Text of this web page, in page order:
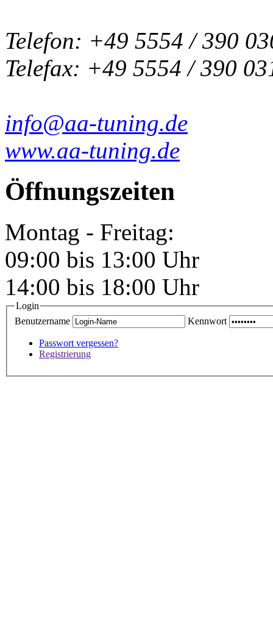
Telefon: +49 5554 / 390
Telefax: +49 5554 / 390
info@aa-tuning.de
www.aa-tuning.de
Öffnungszeiten
Montag - Freitag:
09:00 bis 13:00 Uhr
14:00 bis 18:00 Uhr
Login
Benutzername
Kennwort
Passwort vergessen?
Registrierung